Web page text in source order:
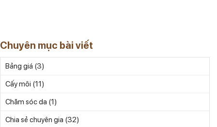
Chuyên mục bài viết
Bảng giá (3)
Cấy môi (11)
Chăm sóc da (1)
Chia sẻ chuyên gia (32)